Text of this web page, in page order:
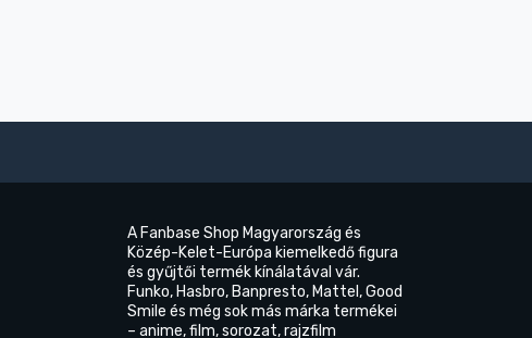
A Fanbase Shop Magyarország és
Közép-Kelet-Európa kiemelkedő figura
és gyűjtői termék kínálatával vár.
Funko, Hasbro, Banpresto, Mattel, Good
Smile és még sok más márka termékei
– anime, film, sorozat, rajzfilm